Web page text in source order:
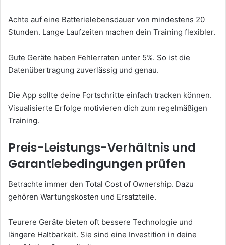
Achte auf eine Batterielebensdauer von mindestens 20
Stunden. Lange Laufzeiten machen dein Training flexibler.
Gute Geräte haben Fehlerraten unter 5%. So ist die
Datenübertragung zuverlässig und genau.
Die App sollte deine Fortschritte einfach tracken können.
Visualisierte Erfolge motivieren dich zum regelmäßigen
Training.
Preis-Leistungs-Verhältnis und
Garantiebedingungen prüfen
Betrachte immer den Total Cost of Ownership. Dazu
gehören Wartungskosten und Ersatzteile.
Teurere Geräte bieten oft bessere Technologie und
längere Haltbarkeit. Sie sind eine Investition in deine